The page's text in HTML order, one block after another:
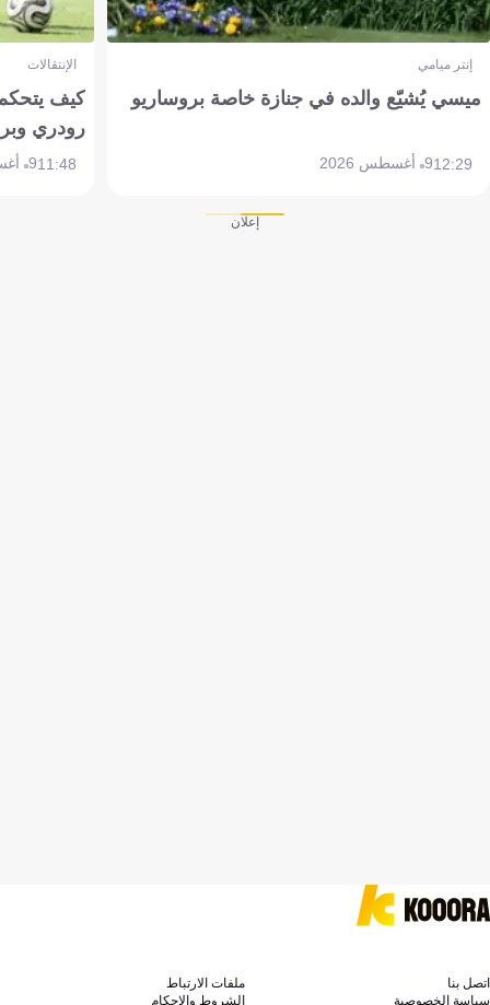
إنتر ميامي
ميسي يُشيّع والده في جنازة خاصة بروساريو
12:299 أغسطس 2026
الإنتقالات
كيف
رودري
11:489 أغسطس 2026
إعلان
اتصل بنا
ملفات الارتباط
سياسة الخصوصية
الشروط والاحكام